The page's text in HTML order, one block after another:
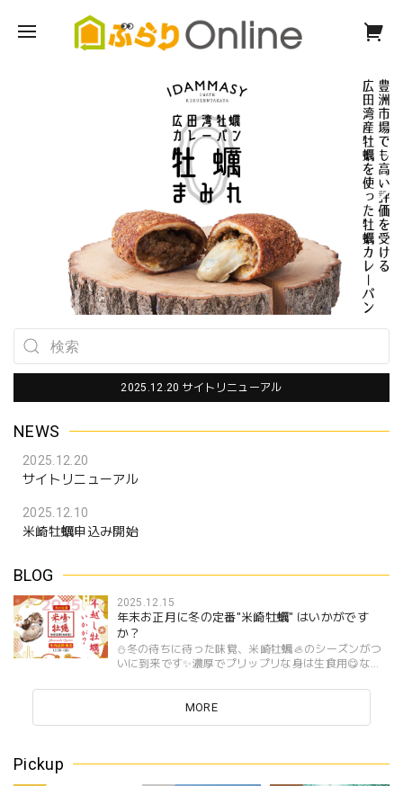
2025.12.20 サイトリニューアル
NEWS
2025.12.20
サイトリニューアル
2025.12.10
米崎牡蠣申込み開始
BLOG
2025.12.15
年末お正月に冬の定番"米崎牡蠣" はいかがです
か？
⛄️冬の待ちに待った味覚、米崎牡蠣🦪のシーズンがつ
いに到来です✨濃厚でプリップリな身は生食用😋なの
味が抜群です💕年末年始🎍の特別な食卓を、新鮮な牡
MORE
Pickup